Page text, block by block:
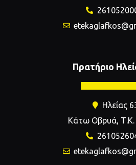
Πρατήριο
Ηλείας
Κάτω Οβρυά, Τ.Κ.